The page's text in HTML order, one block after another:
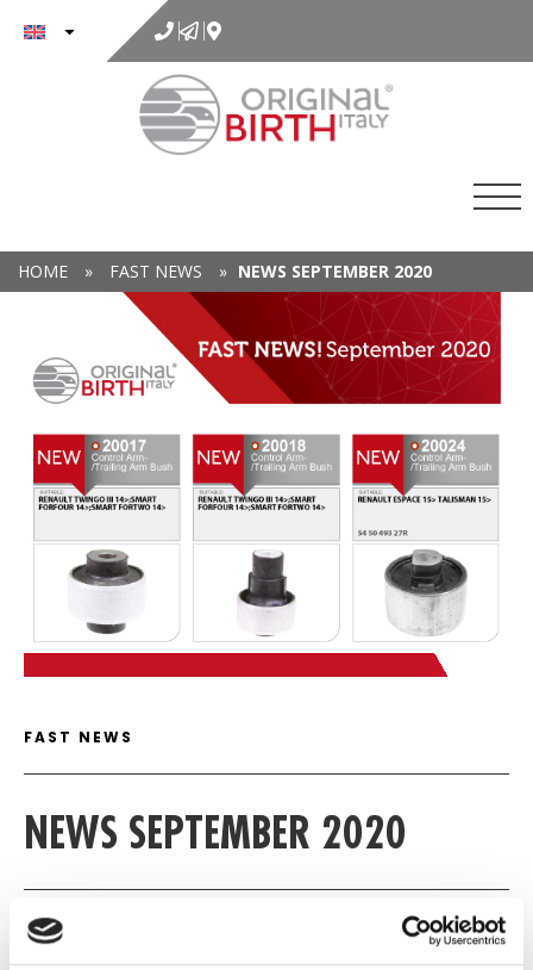
content
HOME » FAST NEWS » NEWS SEPTEMBER 2020
FAST NEWS DETAIL
FAST NEWS
NEWS SEPTEMBER 2020
17 SEPTEMBER 2020